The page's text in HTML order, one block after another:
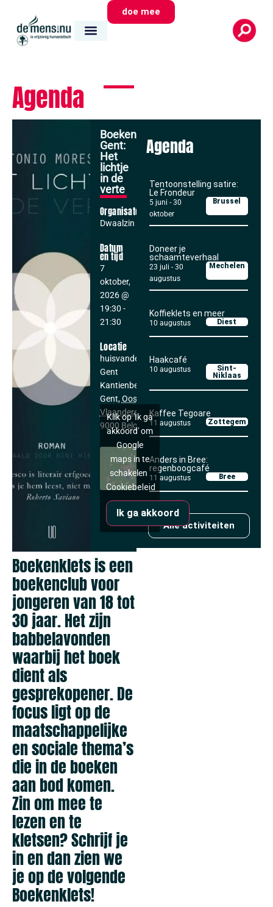
doe mee
Agenda
Boekenklets
Gent:
Het
lichtje
in de
verte
Organisator
Dwaalzin
Datum
en tijd
7
oktober,
2026@
19:30 -
21:30
Locatie
huisvandeMens
Gent
Kantienberg 9
Gent,Oost-
Vlaanderen
9000 Belgium
Klik op 'Ik ga
akkoord' om
Google
maps in te
schakelen
Cookiebeleid
Ik ga akkoord
Boekenklets is een
boekenclub voor
jongeren van 18 tot
30 jaar. Het zijn
babbelavonden
waarbij het boek
dient als
gesprekopener. De
focus ligt op de
maatschappelijke
en sociale thema’s
die in de boeken
aan bod komen.
Zin om mee te
lezen en te
kletsen? Schrijf je
in en dan zien we
je op de volgende
Boekenklets!
Agenda
Tentoonstelling satire:
Le Frondeur
5 juni - 30
oktober
Brussel
Doneer je
schaamteverhaal
23 juli - 30
augustus
Mechelen
Koffieklets en meer
10 augustus Diest
Haakcafé
10 augustus
Sint-
Niklaas
Kaffee Tegoare
11 augustus Zottegem
Anders in Bree:
regenboogcafé
11 augustus Bree
Alle activiteiten